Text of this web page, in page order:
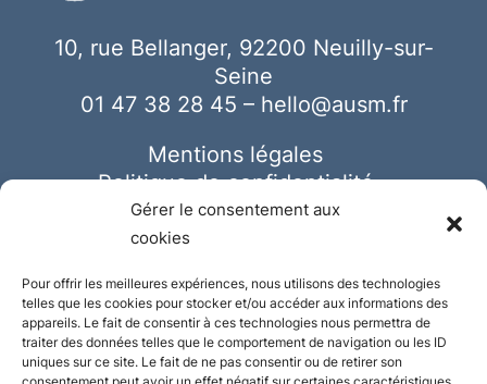
Gérer le consentement aux
cookies
Pour offrir les meilleures expériences, nous utilisons des technologies
telles que les cookies pour stocker et/ou accéder aux informations des
appareils. Le fait de consentir à ces technologies nous permettra de
traiter des données telles que le comportement de navigation ou les ID
uniques sur ce site. Le fait de ne pas consentir ou de retirer son
10, rue Bellanger, 92200 Neuilly-sur-
Seine
01 47 38 28 45 – hello@ausm.fr
Mentions légales
Politique de confidentialité
Cookies